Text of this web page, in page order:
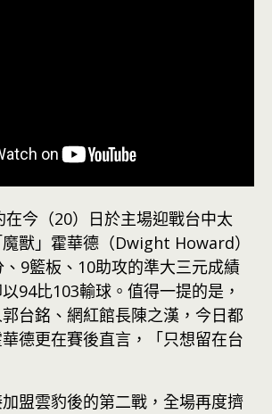
今（20）日於主場迎戰台中太
獸」霍華德（Dwight Howard）
9籃板、10助攻的準大三元成績
94比103輸球。值得一提的是，
台銘、網紅館長陳之漢，今日都
德更在賽後直言，「只想留在台
盟雲豹後的第二戰，全場再度擠